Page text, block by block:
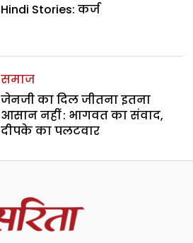
Hindi Stories: कर्ज
समाज
जेनजी का दिल जीतना इतना
आसान नहीं : भागवत का संवाद,
दीपके का पलटवार